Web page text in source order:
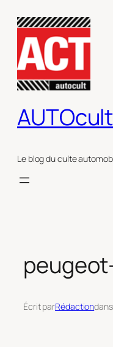
contenu
Le blog du culte
Écrit parRédactiondans